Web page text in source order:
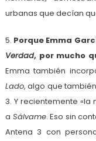
urbanas que decían
5. Porque Emma
Verdad, por mucho
Emma también
Lado, algo que
3. Y recientemente
a Sálvame. Eso sin
Antena 3 con